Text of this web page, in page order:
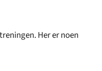
Her er noen